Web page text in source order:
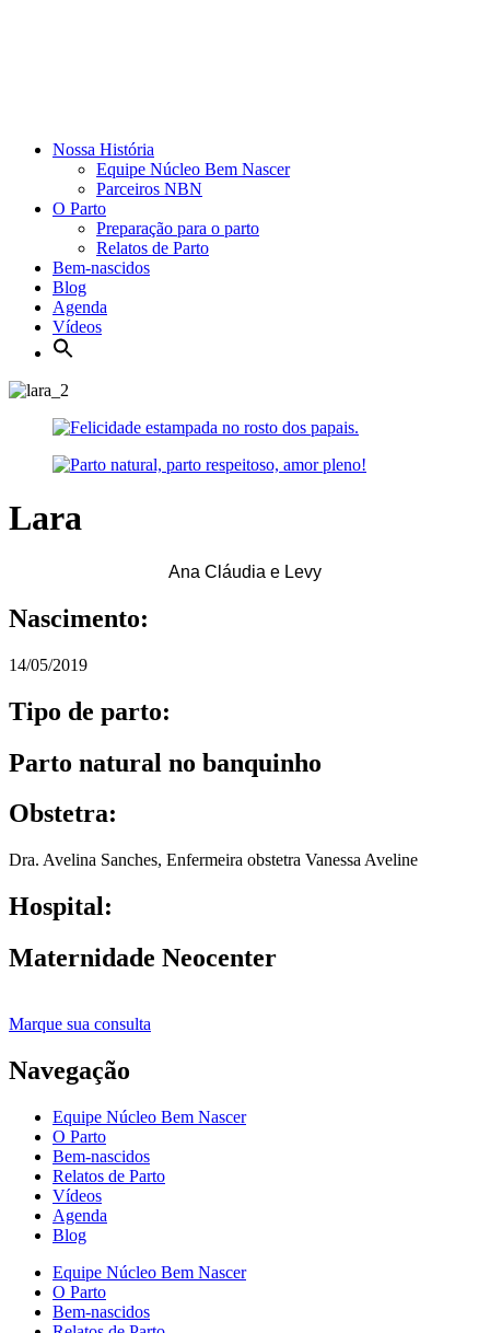
Nossa História
Equipe Núcleo Bem Nascer
Parceiros NBN
O Parto
Preparação para o parto
Relatos de Parto
Bem-nascidos
Blog
Agenda
Vídeos
Lara
Ana Cláudia e Levy
Nascimento:
14/05/2019
Tipo de parto:
Parto natural no banquinho
Obstetra:
Dra. Avelina Sanches, Enfermeira obstetra Vanessa Aveline
Hospital:
Maternidade Neocenter
Marque sua consulta
Navegação
Equipe Núcleo Bem Nascer
O Parto
Bem-nascidos
Relatos de Parto
Vídeos
Agenda
Blog
Equipe Núcleo Bem Nascer
O Parto
Bem-nascidos